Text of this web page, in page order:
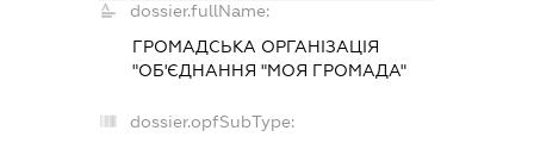
dossier.fullName:
ГРОМАДСЬКА ОРГАНІЗАЦІЯ
"ОБ'ЄДНАННЯ "МОЯ ГРОМАДА"
dossier.opfSubType: